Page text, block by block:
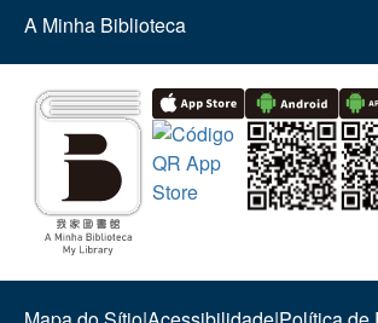
A Minha Biblioteca